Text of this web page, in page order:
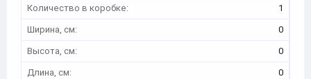
Количество в коробке:
1
Ширина, см:
0
Высота, см:
0
Длина, см:
0